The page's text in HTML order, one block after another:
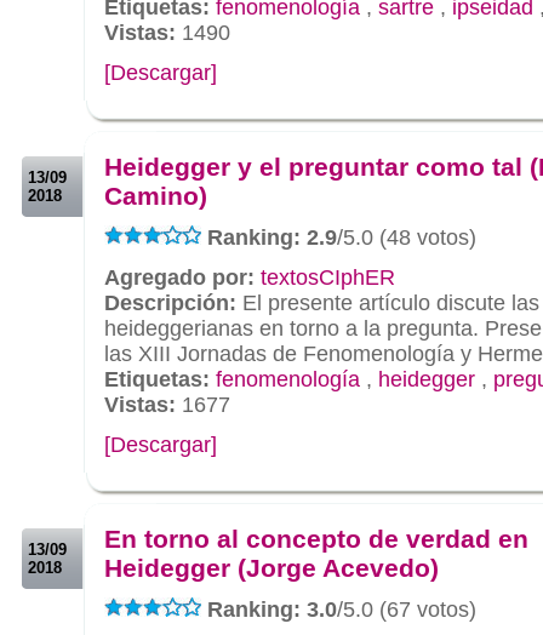
Etiquetas: fenomenología , sartre , ipseidad
Vistas: 1490
[Descargar]
13/09
2018
Heidegger y el preguntar como tal
Camino)
Ranking: 2.9/5.0 (48 votos)
Agregado por: textosCIphER
Descripción: El presente artículo discute
heideggerianas en torno a la pregunta.
las XIII Jornadas de Fenomenología y
Etiquetas: fenomenología , heidegger ,
Vistas: 1677
[Descargar]
13/09
2018
En torno al concepto de verdad en
Heidegger (Jorge Acevedo)
Ranking: 3.0/5.0 (67 votos)